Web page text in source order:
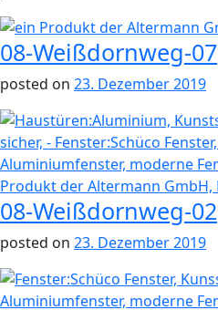
08-Weißdornweg-07
posted on 23. Dezember 2019
08-Weißdornweg-02
posted on 23. Dezember 2019